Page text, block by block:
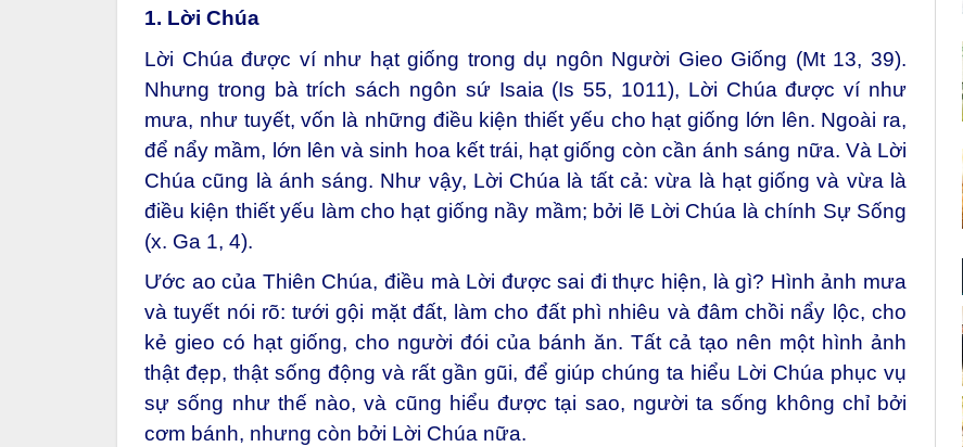
1. Lời Chúa
Lời Chúa được ví như hạt giống trong dụ ngôn Người Gieo Giống (Mt 13, 39).
Nhưng trong bà trích sách ngôn sứ Isaia (Is 55, 1011), Lời Chúa được ví như
mưa, như tuyết, vốn là những điều kiện thiết yếu cho hạt giống lớn lên. Ngoài ra,
để nẩy mầm, lớn lên và sinh hoa kết trái, hạt giống còn cần ánh sáng nữa. Và Lời
Chúa cũng là ánh sáng. Như vậy, Lời Chúa là tất cả: vừa là hạt giống và vừa là
điều kiện thiết yếu làm cho hạt giống nầy mầm; bởi lẽ Lời Chúa là chính Sự Sống
(x. Ga 1, 4).
Ước ao của Thiên Chúa, điều mà Lời được sai đi thực hiện, là gì? Hình ảnh mưa
và tuyết nói rõ: tưới gội mặt đất, làm cho đất phì nhiêu và đâm chồi nẩy lộc, cho
kẻ gieo có hạt giống, cho người đói của bánh ăn. Tất cả tạo nên một hình ảnh
thật đẹp, thật sống động và rất gần gũi, để giúp chúng ta hiểu Lời Chúa phục vụ
sự sống như thế nào, và cũng hiểu được tại sao, người ta sống không chỉ bởi
cơm bánh, nhưng còn bởi Lời Chúa nữa.